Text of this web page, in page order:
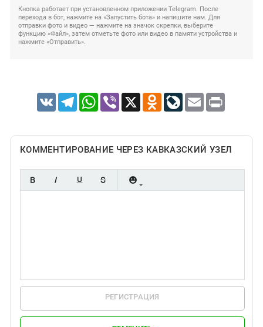
Кнопка работает при установленном приложении Telegram. После
перехода в бот, нажмите на «Запустить бота» и напишите нам. Для
отправки фото и видео — нажмите на значок скрепки, выберите
функцию «Файл», затем отметьте фото или видео в памяти устройства и
нажмите «Отправить».
VK TelegramWhatsApp
Viber X Odnoklassniki
LiveJournal
Email Print
КОММЕНТИРОВАНИЕ ЧЕРЕЗ КАВКАЗСКИЙ УЗЕЛ
РЕГИСТРАЦИЯ